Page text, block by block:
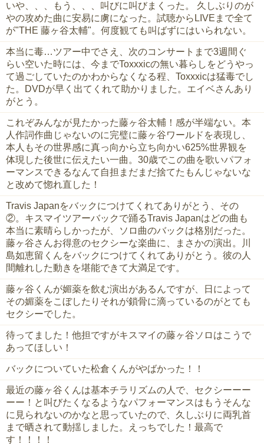
いや、、、もう、、、叫びに叫びまくった。 久しぶりのが
やの攻めた曲に安易に虜になった。試聴からLIVEまで全て
が"THE 藤ヶ谷太輔"。何度観ても叫ばずにはいられない。
本当に毒…ツアー中でさえ、次のコンサートまで3週間ぐ
らい空いた時には、今までToxxxicの無い暮らしをどうやっ
て過ごしていたのかわからなくなる程、Toxxxicは猛毒でし
た。DVDが早く出てくれて助かりました。エイベさんあり
がとう。
これぞみんなが見たかった藤ヶ谷太輔！感が半端ない。本
人作詞作曲じゃないのに完璧に藤ヶ谷ワールドを表現し、
本人もその世界感に真っ向から立ち向かい625%世界観を
体現した後世に伝えたい一曲。30歳でこの曲を歌いパフォ
ーマンスできるなんて自担まだまだ捨てたもんじゃないな
と改めて惚れ直した！
Travis Japanをバックにつけてくれてありがとう、その
②。キスマイツアーバックで踊るTravis Japanはどの曲も
本当に素晴らしかったが、ソロ曲のバックは格別だった。
藤ヶ谷さんお得意のセクシーな楽曲に、まさかの演出。川
島如恵留くんをバックにつけてくれてありがとう。彼の人
間離れした動きを堪能できて大満足です。
藤ヶ谷くんが媚薬を飲む演出があるんですが、日によって
その媚薬をこぼしたりそれが鎖骨に滴っているのがとても
セクシーでした。
待ってました！他担ですがキスマイの藤ヶ谷ソロはこうで
あってほしい！
バックについていた松倉くんがやばかった！！
最近の藤ヶ谷くんは基本チラリズムの人で、セクシーーー
ーー！と叫びたくなるようなパフォーマンスはもうそんな
に見られないのかなと思っていたので、久しぶりに両乳首
まで晒されて動揺しました。えっちでした！最高で
す！！！！